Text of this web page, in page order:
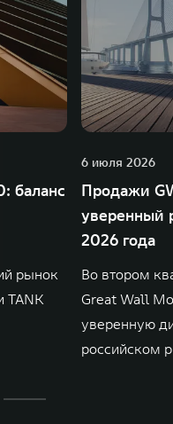
баланс
рынок
TANK
6 июля 2026
Продажи
уверенный
2026 года
Во втором
Great Wall
уверенную
российском